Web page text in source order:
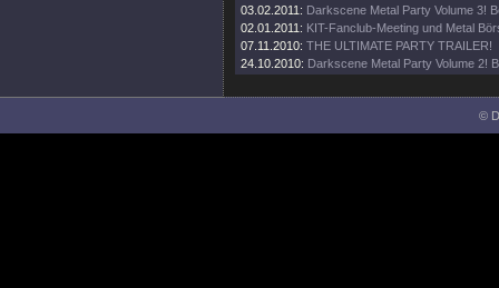
03.02.2011: Darkscene Metal Party Volume 3!
02.01.2011: KIT-Fanclub-Meeting und Metal
07.11.2010: THE ULTIMATE PARTY TRAILER!
24.10.2010: Darkscene Metal Party Volume 2!
©